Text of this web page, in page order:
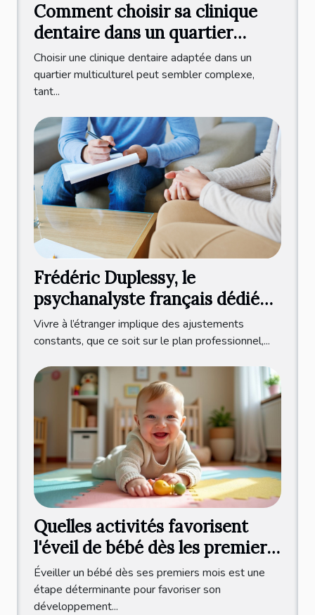
Comment choisir sa clinique
dentaire dans un quartier
multiculturel ?
Choisir une clinique dentaire adaptée dans un
quartier multiculturel peut sembler complexe,
tant...
Frédéric Duplessy, le
psychanalyste français dédié
aux expatriés francophones
Vivre à l’étranger implique des ajustements
constants, que ce soit sur le plan professionnel,...
Quelles activités favorisent
l'éveil de bébé dès les premiers
mois ?
Éveiller un bébé dès ses premiers mois est une
étape déterminante pour favoriser son
développement...